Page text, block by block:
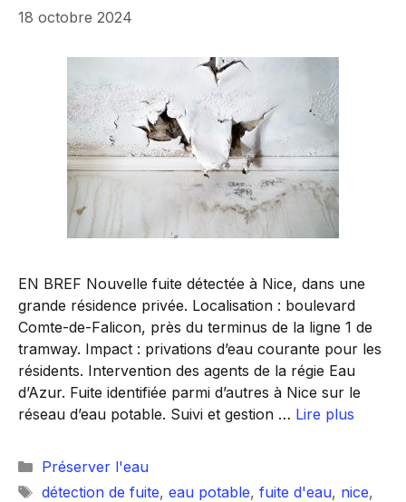
18 octobre 2024
EN BREF Nouvelle fuite détectée à Nice, dans une
grande résidence privée. Localisation : boulevard
Comte-de-Falicon, près du terminus de la ligne 1 de
tramway. Impact : privations d’eau courante pour les
résidents. Intervention des agents de la régie Eau
d’Azur. Fuite identifiée parmi d’autres à Nice sur le
réseau d’eau potable. Suivi et gestion … Lire plus
Catégories
Préserver l'eau
Étiquettes
détection de fuite, eau potable, fuite d'eau, nice,